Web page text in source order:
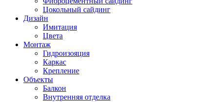
Цокольный сайдинг
Дизайн
Имитация
Цвета
Монтаж
Гидроизояция
Каркас
Крепление
Объекты
Балкон
Внутренняя отделка